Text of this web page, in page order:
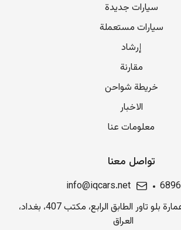
سيارات جديدة
سيارات مستعملة
إرشاد
مقارنة
خريطة شواحن
الاخبار
معلومات عنا
تواصل معنا
6896
info@iqcars.net
شارع الرواد، عمارة بلو تاور الطابق الرابع، مكتب 407، بغداد،
العراق